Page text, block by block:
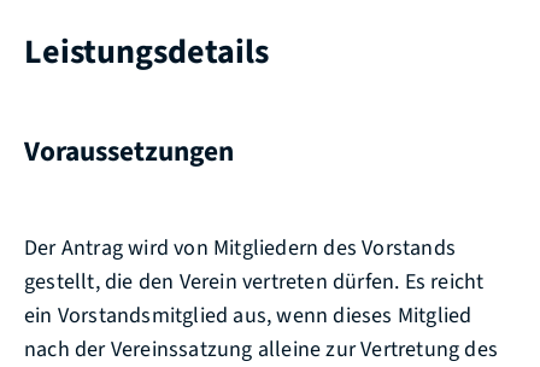
Leistungsdetails
Voraussetzungen
Der Antrag wird von Mitgliedern des Vorstands
gestellt, die den Verein vertreten dürfen. Es reicht
ein Vorstandsmitglied aus, wenn dieses Mitglied
nach der Vereinssatzung alleine zur Vertretung des